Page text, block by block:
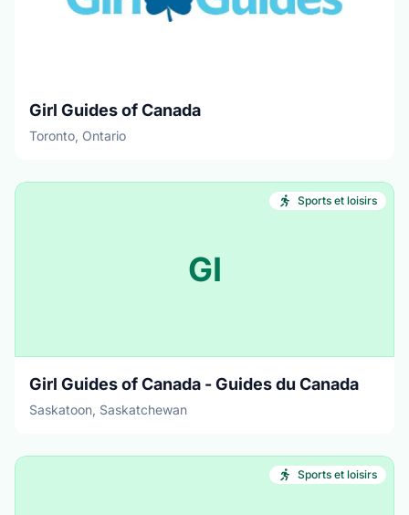
Girl Guides of Canada
Toronto, Ontario
GI
Sports et loisirs
Girl Guides of Canada - Guides du Canada
Saskatoon, Saskatchewan
Sports et loisirs